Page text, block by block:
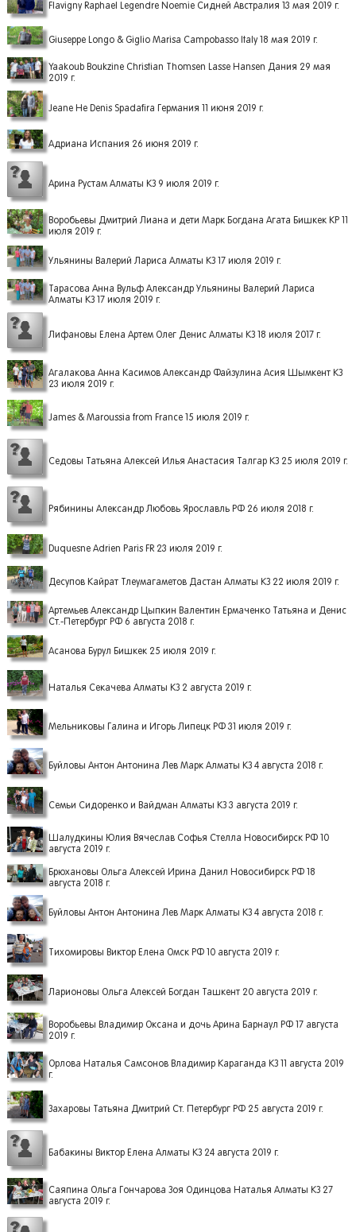
Flavigny Raphael Legendre Noemie Сидней Австралия 13 мая 2019 г.
Giuseppe Longo & Giglio Marisa Campobasso Italy 18 мая 2019 г.
Yaakoub Boukzine Christian Thomsen Lasse Hansen Дания 29 мая
2019 г.
Jeane He Denis Spadafira Германия 11 июня 2019 г.
Адриана Испания 26 июня 2019 г.
Арина Рустам Алматы КЗ 9 июля 2019 г.
Воробьевы Дмитрий Лиана и дети Марк Богдана Агата Бишкек КР 11
июля 2019 г.
Ульянины Валерий Лариса Алматы КЗ 17 июля 2019 г.
Тарасова Анна Вульф Александр Ульянины Валерий Лариса
Алматы КЗ 17 июля 2019 г.
Лифановы Елена Артем Олег Денис Алматы КЗ 18 июля 2017 г.
Агалакова Анна Касимов Александр Файзулина Асия Шымкент КЗ
23 июля 2019 г.
James & Maroussia from France 15 июля 2019 г.
Седовы Татьяна Алексей Илья Анастасия Талгар КЗ 25 июля 2019 г.
Рябинины Александр Любовь Ярославль РФ 26 июля 2018 г.
Duquesne Adrien Paris FR 23 июля 2019 г.
Десупов Кайрат Тлеумагаметов Дастан Алматы КЗ 22 июля 2019 г.
Артемьев Александр Цыпкин Валентин Ермаченко Татьяна и Денис
Ст.-Петербург РФ 6 августа 2018 г.
Асанова Бурул Бишкек 25 июля 2019 г.
Наталья Секачева Алматы КЗ 2 августа 2019 г.
Мельниковы Галина и Игорь Липецк РФ 31 июля 2019 г.
Буйловы Антон Антонина Лев Марк Алматы КЗ 4 августа 2018 г.
Семьи Сидоренко и Вайдман Алматы КЗ 3 августа 2019 г.
Шалудкины Юлия Вячеслав Софья Стелла Новосибирск РФ 10
августа 2019 г.
Брюхановы Ольга Алексей Ирина Данил Новосибирск РФ 18
августа 2018 г.
Буйловы Антон Антонина Лев Марк Алматы КЗ 4 августа 2018 г.
Тихомировы Виктор Елена Омск РФ 10 августа 2019 г.
Ларионовы Ольга Алексей Богдан Ташкент 20 августа 2019 г.
Воробьевы Владимир Оксана и дочь Арина Барнаул РФ 17 августа
2019 г.
Орлова Наталья Самсонов Владимир Караганда КЗ 11 августа 2019
г.
Захаровы Татьяна Дмитрий Ст. Петербург РФ 25 августа 2019 г.
Бабакины Виктор Елена Алматы КЗ 24 августа 2019 г.
Саяпина Ольга Гончарова Зоя Одинцова Наталья Алматы КЗ 27
августа 2019 г.